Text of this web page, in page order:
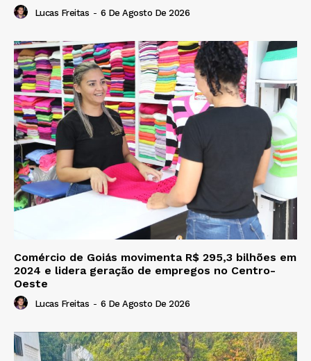
Lucas Freitas - 6 De Agosto De 2026
Comércio de Goiás movimenta R$ 295,3 bilhões em
2024 e lidera geração de empregos no Centro-
Oeste
Lucas Freitas - 6 De Agosto De 2026